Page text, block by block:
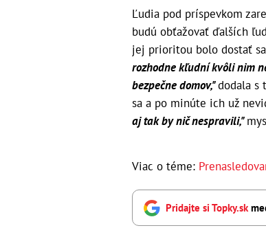
Ľudia pod príspevkom
budú obťažovať ďalších
jej prioritou bolo dostať
rozhodne kľudní kvôli nim
bezpečne domov,"dodala s
sa a po minúte ich už
aj tak by nič nespravili,"
Viac o téme:
Pridajte si Topky.sk